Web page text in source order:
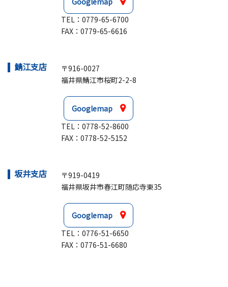
TEL： 0779-65-6700
FAX：0779-65-6616
鯖江支店
〒916-0027
福井県鯖江市桜町2-2-8
Googlemap
TEL： 0778-52-8600
FAX：0778-52-5152
坂井支店
〒919-0419
福井県坂井市春江町随応寺東35
Googlemap
TEL： 0776-51-6650
FAX：0776-51-6680